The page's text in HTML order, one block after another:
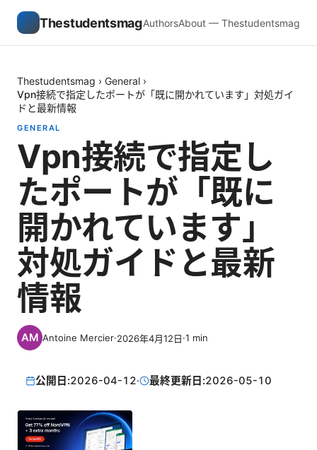
ThestudentsmagAuthorsAbout — Thestudentsmag
Thestudentsmag › General ›
Vpn接続で指定したポートが「既に開かれています」対処ガイ
ドと最新情報
GENERAL
Vpn接続で指定し
たポートが「既に
開かれています」
対処ガイドと最新
情報
Antoine Mercier·2026年4月12日·1 min
公開日:2026-04-12· 最終更新日:2026-05-10